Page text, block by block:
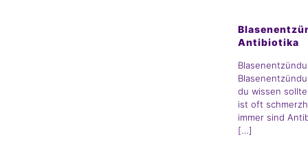
Antibiotika
du wissen
ist oft
immer sind
[…]